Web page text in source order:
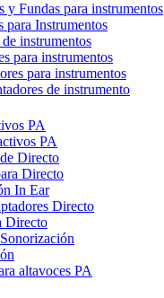
y Fundas para instrumentos
para Instrumentos
instrumentos
para instrumentos
para instrumentos
de instrumento
PA
PA
Directo
Directo
In Ear
Directo
Directo
altavoces PA